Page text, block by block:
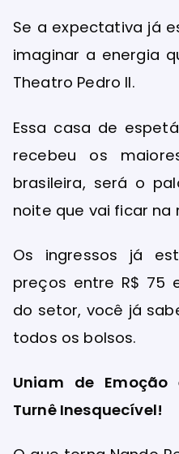
Se a expectativa já
imaginar a energia
Theatro Pedro II.
Essa casa de
recebeu os
brasileira, será o
noite que vai ficar na
Os ingressos já
preços entre R$ 75
do setor, você já
todos os bolsos.
Uniam de Emoção
Turnê Inesquecível!